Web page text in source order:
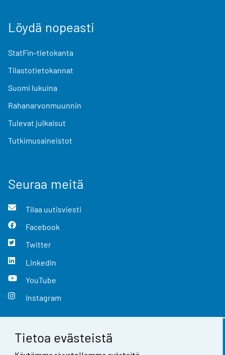
Tietoa evästeistä
Löydä nopeasti
StatFin-tietokanta
Tilastotietokannat
Suomi lukuina
Rahanarvonmuunnin
Tulevat julkaisut
Tutkimusaineistot
Seuraa meitä
Tilaa uutisviesti
Facebook
Twitter
LinkedIn
YouTube
Instagram
Yhteystiedot